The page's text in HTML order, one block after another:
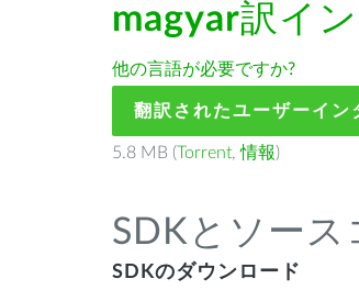
magyar訳イ
他の言語が必要ですか?
翻訳されたユーザーイン
5.8 MB (Torrent,情報)
SDKとソース
SDKのダウンロード